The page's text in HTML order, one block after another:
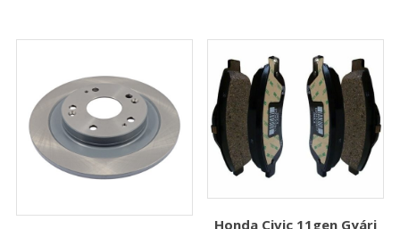
Honda Civic 11gen Gyári